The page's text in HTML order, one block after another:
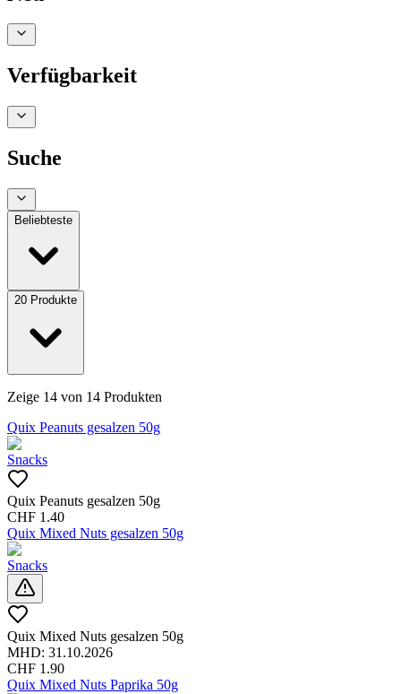
Verfügbarkeit
Suche
Beliebteste
20 Produkte
Zeige 14 von 14 Produkten
Quix Peanuts gesalzen 50g
Snacks
Quix Peanuts gesalzen 50g
CHF 1.40
Quix Mixed Nuts gesalzen 50g
Snacks
Quix Mixed Nuts gesalzen 50g
MHD: 31.10.2026
CHF 1.90
Quix Mixed Nuts Paprika 50g